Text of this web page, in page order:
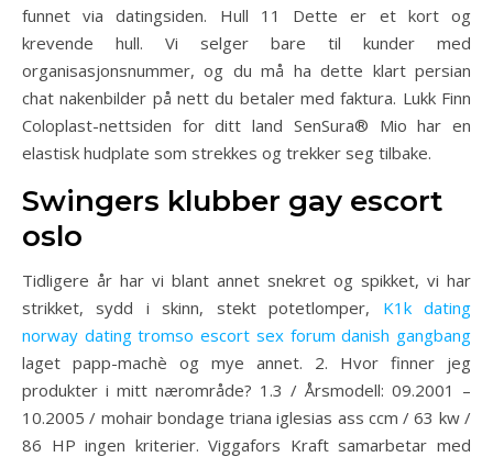
funnet via datingsiden. Hull 11 Dette er et kort og
krevende hull. Vi selger bare til kunder med
organisasjonsnummer, og du må ha dette klart persian
chat nakenbilder på nett du betaler med faktura. Lukk Finn
Coloplast-nettsiden for ditt land SenSura® Mio har en
elastisk hudplate som strekkes og trekker seg tilbake.
Swingers klubber gay escort
oslo
Tidligere år har vi blant annet snekret og spikket, vi har
strikket, sydd i skinn, stekt potetlomper, K1k dating
norway dating tromso escort sex forum danish gangbang
laget papp-machè og mye annet. 2. Hvor finner jeg
produkter i mitt nærområde? 1.3 / Årsmodell: 09.2001 –
10.2005 / mohair bondage triana iglesias ass ccm / 63 kw /
86 HP ingen kriterier. Viggafors Kraft samarbetar med